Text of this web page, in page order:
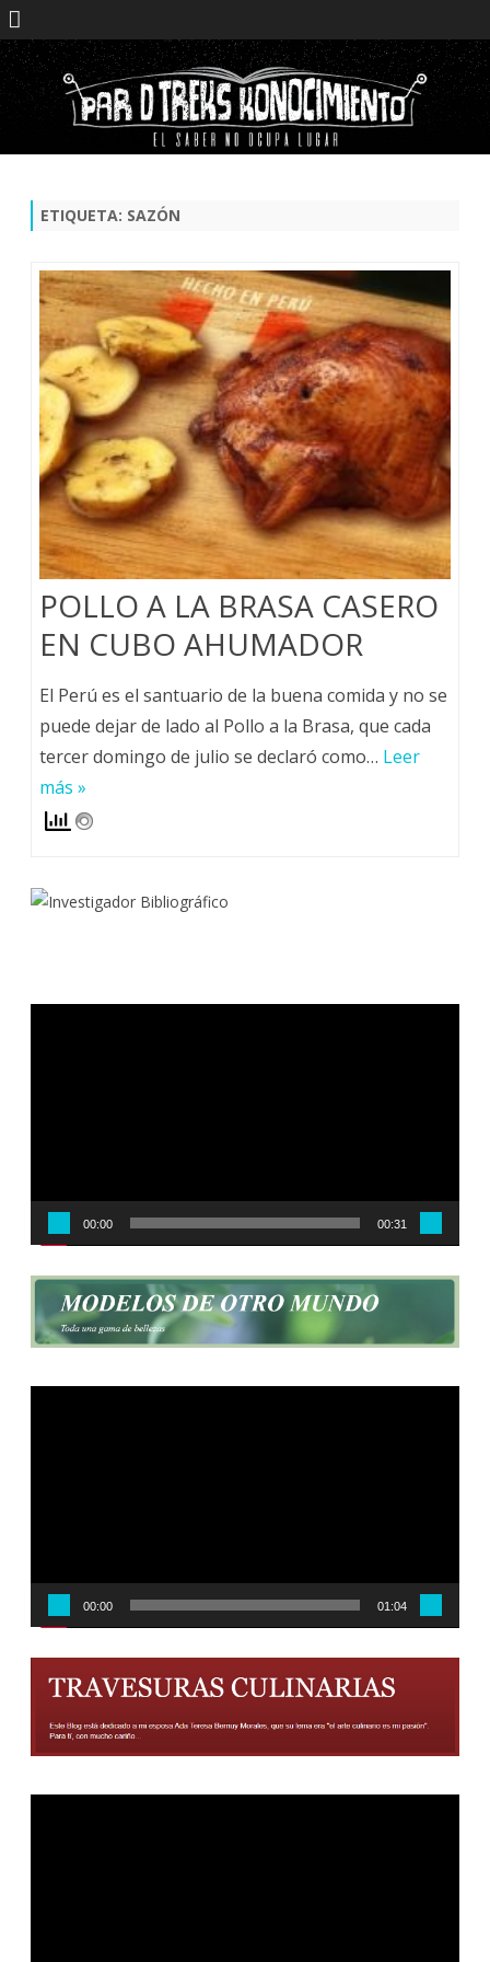
Saltar
ETIQUETA: SAZÓN
POLLO A LA BRASA CASERO
EN CUBO AHUMADOR
El Perú es el santuario de la buena comida y no se
puede dejar de lado al Pollo a la Brasa, que cada
tercer domingo de julio se declaró como… Leer
más »
Reproductor
00:00 00:31
Reproductor
00:00 01:04
Reproductor